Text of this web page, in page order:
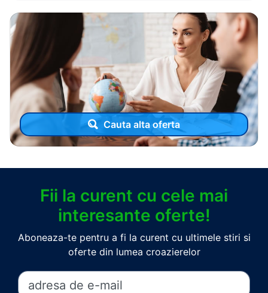
Cauta alta oferta
Fii la curent cu cele mai
interesante oferte!
Aboneaza-te pentru a fi la curent cu ultimele stiri si
oferte din lumea croazierelor